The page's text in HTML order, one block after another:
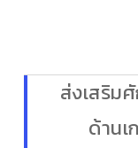
ส่งเสริม
ด้านเ